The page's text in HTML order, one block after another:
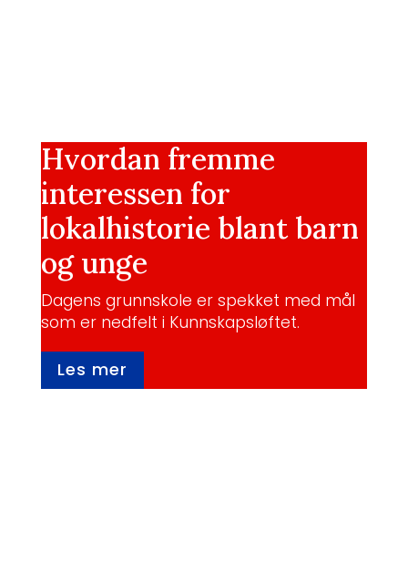
Hvordan fremme
interessen for
lokalhistorie blant barn
og unge
Dagens grunnskole er spekket med mål
som er nedfelt i Kunnskapsløftet.
Les mer